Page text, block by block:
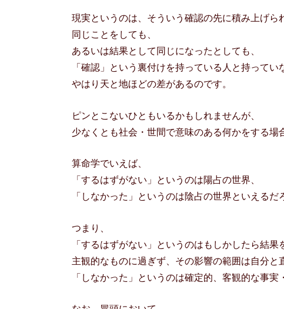
現実というのは、そういう確認の先に積み上げら
同じことをしても、
あるいは結果として同じになったとしても、
「確認」という裏付けを持っている人と持ってい
やはり天と地ほどの差があるのです。
ピンとこないひともいるかもしれませんが、
少なくとも社会・世間で意味のある何かをする場
算命学でいえば、
「するはずがない」というのは陽占の世界、
「しなかった」というのは陰占の世界といえるだ
つまり、
「するはずがない」というのはもしかしたら結果
主観的なものに過ぎず、その影響の範囲は自分と
「しなかった」というのは確定的、客観的な事